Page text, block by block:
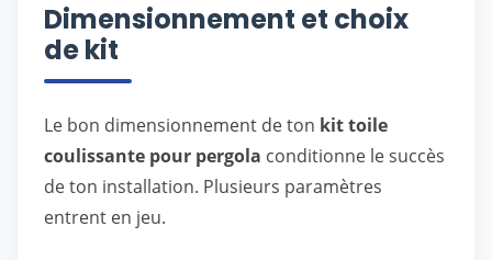
Dimensionnement et choix
de kit
Le bon dimensionnement de ton kit toile
coulissante pour pergola conditionne le succès
de ton installation. Plusieurs paramètres
entrent en jeu.